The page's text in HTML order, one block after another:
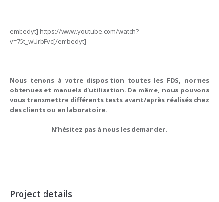
embedyt] https://www.youtube.com/watch?
v=75t_wUrbFvc[/embedyt]
Nous tenons à votre disposition toutes les FDS, normes
obtenues et manuels d’utilisation. De même, nous pouvons
vous transmettre différents tests avant/après réalisés chez
des clients ou en laboratoire.
N’hésitez pas à nous les demander.
Project details